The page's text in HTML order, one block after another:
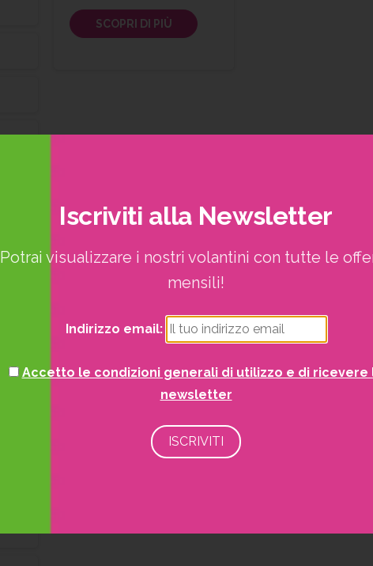
SCOPRI DI PIÙ
Iscriviti alla Newsletter
Potrai visualizzare i nostri volantini con tutte le
mensili!
Indirizzo email:
Accetto le condizioni generali di utilizzo e di ricevere
newsletter